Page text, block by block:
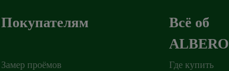
Покупателям
Замер проёмов
Всё об
ALBERO
Где купить